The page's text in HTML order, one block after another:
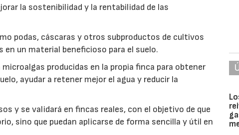
la sostenibilidad y la rentabilidad de las
podas, cáscaras y otros subproductos de cultivos
un material beneficioso para el suelo.
producidas en la propia finca para obtener
ayudar a retener mejor el agua y reducir la
y se validará en fincas reales, con el objetivo de que
sino que puedan aplicarse de forma sencilla y útil en